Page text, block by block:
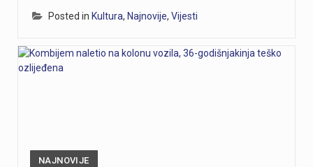
Posted in Kultura, Najnovije, Vijesti
NAJNOVIJE